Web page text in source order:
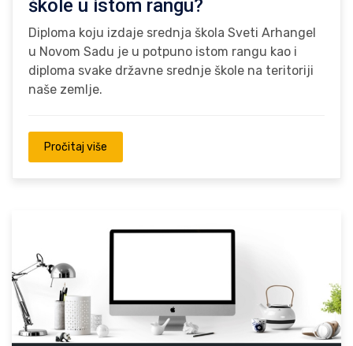
škole u istom rangu?
Diploma koju izdaje srednja škola Sveti Arhangel
u Novom Sadu je u potpuno istom rangu kao i
diploma svake državne srednje škole na teritoriji
naše zemlje.
Pročitaj više